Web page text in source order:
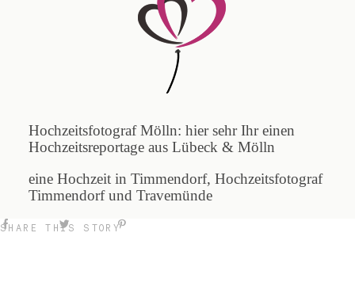
Hochzeitsfotograf Mölln: hier sehr Ihr einen
Hochzeitsreportage aus Lübeck & Mölln
eine Hochzeit in Timmendorf, Hochzeitsfotograf
Timmendorf und Travemünde
SHARE THIS STORY